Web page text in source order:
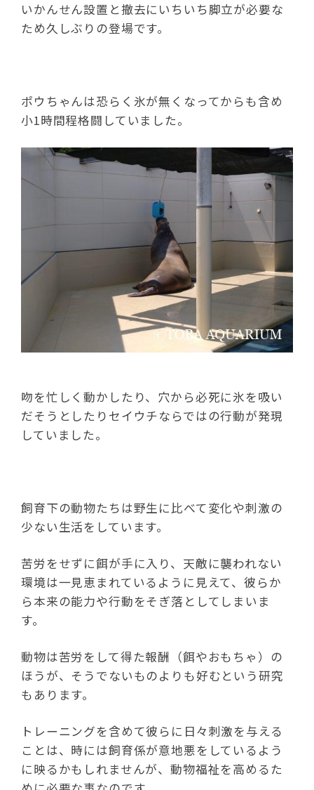
いかんせん設置と撤去にいちいち脚立が必要な
ため久しぶりの登場です。
ポウちゃんは恐らく氷が無くなってからも含め
小1時間程格闘していました。
吻を忙しく動かしたり、穴から必死に氷を吸い
だそうとしたりセイウチならではの行動が発現
していました。
飼育下の動物たちは野生に比べて変化や刺激の
少ない生活をしています。
苦労をせずに餌が手に入り、天敵に襲われない
環境は一見恵まれているように見えて、彼らか
ら本来の能力や行動をそぎ落としてしまいま
す。
動物は苦労をして得た報酬（餌やおもちゃ）の
ほうが、そうでないものよりも好むという研究
もあります。
トレーニングを含めて彼らに日々刺激を与える
ことは、時には飼育係が意地悪をしているよう
に映るかもしれませんが、動物福祉を高めるた